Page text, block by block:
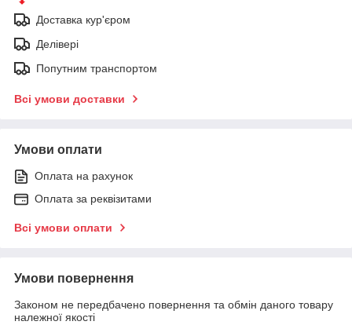
Доставка кур'єром
Делівері
Попутним транспортом
Всі умови доставки
Умови оплати
Оплата на рахунок
Оплата за реквізитами
Всі умови оплати
Умови повернення
Законом не передбачено повернення та обмін даного товару
належної якості